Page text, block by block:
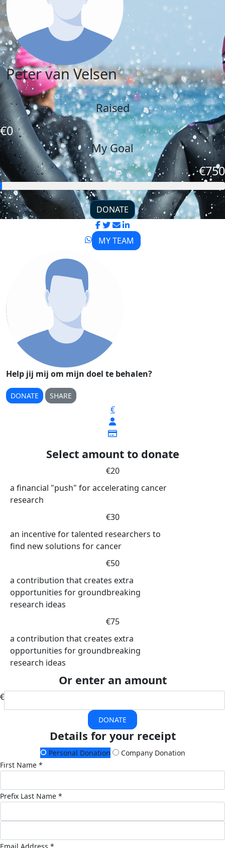
Peter van Velsen
Raised
€0
My Goal
€750
DONATE
MY TEAM
Help jij mij om mijn doel te behalen?
DONATE SHARE
€
Select amount to donate
€20
a financial "push" for accelerating cancer
research
€30
an incentive for talented researchers to
find new solutions for cancer
€50
a contribution that creates extra
opportunities for groundbreaking
research ideas
€75
a contribution that creates extra
opportunities for groundbreaking
research ideas
Or enter an amount
€
DONATE
Details for your receipt
Personal Donation
Company Donation
First Name *
Prefix Last Name *